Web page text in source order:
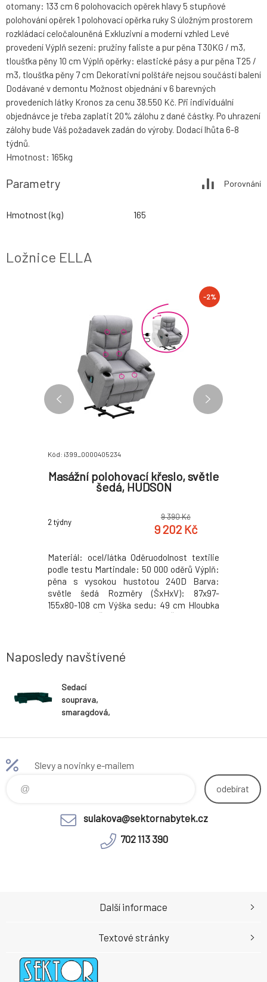
otomany: 133 cm 6 polohovacích opěrek hlavy 5 stupňové
polohování opěrek 1 polohovací opěrka ruky S úložným prostorem
rozkládací celočalouněná Exkluzivní a moderní vzhled Levé
provedení Výplň sezení: pružiny faliste a pur pěna T30KG / m3,
tloušťka pěny 10 cm Výplň opěrky: elastické pásy a pur pěna T25 /
m3, tloušťka pěny 7 cm Dekorativní polštáře nejsou součástí balení
Dodávané v demontu Možnost objednání v 6 barevných
provedeních látky Kronos za cenu 38.550 Kč. Při individuální
objednávce je třeba zaplatit 20% zálohu z dané částky. Po uhrazení
zálohy bude Váš požadavek zadán do výroby. Dodací lhůta 6-8
týdnů.
Hmotnost: 165kg
Parametry Porovnání
Hmotnost (kg) 165
Ložnice ELLA
-2%
Kód: i399_0000405234
Masážní polohovací křeslo, světle
šedá, HUDSON
2 týdny
9 390 Kč
9 202 Kč
Materiál: ocel/látka Oděruodolnost textilie
podle testu Martindale: 50 000 oděrů Výplň:
pěna s vysokou hustotou 240D Barva:
světle šedá Rozměry (ŠxHxV): 87x97-
155x80-108 cm Výška sedu: 49 cm Hloubka
masážních vibračních
Naposledy navštívené
Sedací
souprava,
smaragdová,
U
Slevy a novinky e-mailem
odebírat
sulakova@sektornabytek.cz
702 113 390
Další informace
Textové stránky